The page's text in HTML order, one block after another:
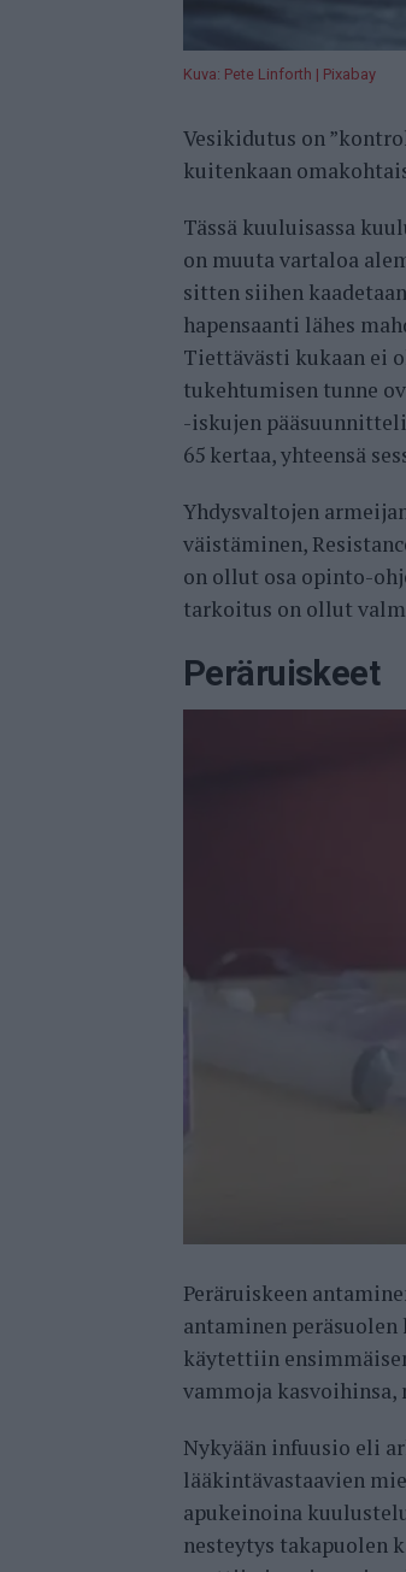
Kuva: Pete Linforth | Pixabay
Vesikidutus on
kuitenkaan
Tässä kuuluisassa
on muuta vartaloa
sitten siihen
hapensaanti lähes
Tiettävästi kukaan ei
tukehtumisen tunne
-iskujen
65 kertaa, yhteensä
Yhdysvaltojen
väistäminen,
on ollut osa opinto-
tarkoitus on ollut
Peräruiskeet
Peräruiskeen
antaminen
käytettiin
vammoja
Nykyään infuusio eli
lääkintävastaavien
apukeinoina
nesteytys takapuolen